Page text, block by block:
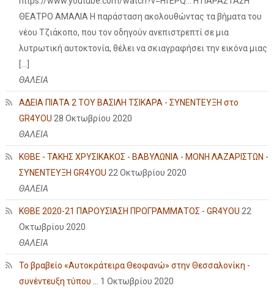
ΘΕΑΤΡΟ ΑΜΑΛΙΑ Η παράσταση ακολουθώντας τα βήματα του
νέου Τζιάκοπο, που τον οδηγούν ανεπιστρεπτί σε μια
λυτρωτική αυτοκτονία, θέλει να σκιαγραφήσει την εικόνα μιας
ΘΑΛΕΙΑ
ΑΔΕΙΑ ΠΙΑΤΑ 2 ΤΟΥ ΒΑΣΙΛΗ ΤΣΙΚΑΡΑ - ΣΥΝΕΝΤΕΥΞΗ στο
GR4YOU 28 Οκτωβρίου 2020
ΘΑΛΕΙΑ
ΚΘΒΕ - ΤΑΚΗΣ ΧΡΥΣΙΚΑΚΟΣ - ΒΑΒΥΛΩΝΙΑ - ΜΟΝΗ ΛΑΖΑΡΙΣΤΩΝ -
ΣΥΝΕΝΤΕΥΞΗ GR4YOU 22 Οκτωβρίου 2020
ΘΑΛΕΙΑ
ΚΘΒΕ 2020-21 ΠΑΡΟΥΣΙΑΣΗ ΠΡΟΓΡΑΜΜΑΤΟΣ - GR4YOU 22
Οκτωβρίου 2020
ΘΑΛΕΙΑ
Το βραβείο «Αυτοκράτειρα Θεοφανώ» στην Θεσσαλονίκη -
συνέντευξη τύπου ...
1 Οκτωβρίου 2020